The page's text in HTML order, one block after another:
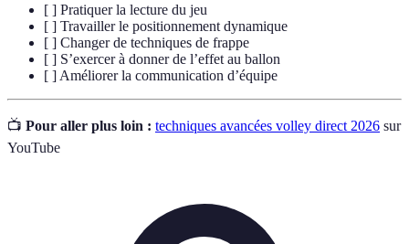
[ ] Pratiquer la lecture du jeu
[ ] Travailler le positionnement dynamique
[ ] Changer de techniques de frappe
[ ] S’exercer à donner de l’effet au ballon
[ ] Améliorer la communication d’équipe
📺 Pour aller plus loin : techniques avancées volley direct 2026 sur
YouTube